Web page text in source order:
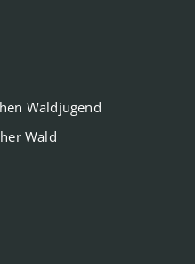
Waldjugend
Wald